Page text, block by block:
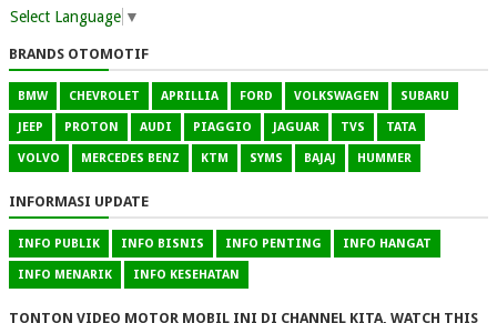
Select Language ▼
BRANDS OTOMOTIF
BMW CHEVROLET APRILLIA FORD VOLKSWAGEN SUBARU
JEEP PROTON AUDI PIAGGIO JAGUAR TVS TATA
VOLVO MERCEDES BENZ KTM SYMS BAJAJ HUMMER
INFORMASI UPDATE
INFO PUBLIK INFO BISNIS INFO PENTING INFO HANGAT
INFO MENARIK INFO KESEHATAN
TONTON VIDEO MOTOR MOBIL INI DI CHANNEL KITA, WATCH THIS